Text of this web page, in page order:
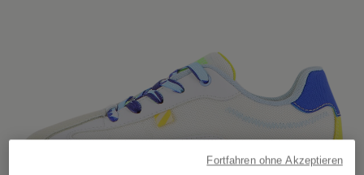
Fortfahren ohne Akzeptieren